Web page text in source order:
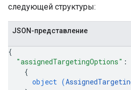
следующей структуры:
JSON-представление
{
"assignedTargetingOptions" :
{
object (